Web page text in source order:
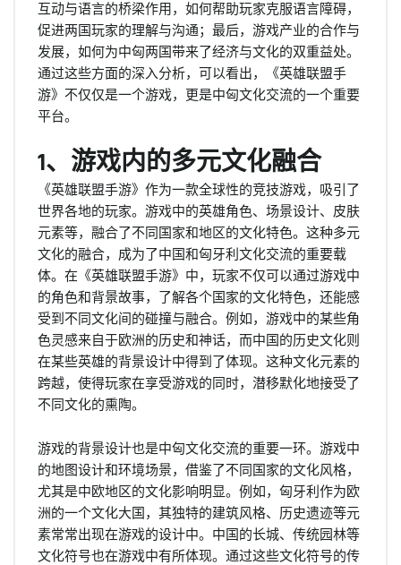
互动与语言的桥梁作用，如何帮助玩家克服语言障碍，
促进两国玩家的理解与沟通；最后，游戏产业的合作与
发展，如何为中匈两国带来了经济与文化的双重益处。
通过这些方面的深入分析，可以看出，《英雄联盟手
游》不仅仅是一个游戏，更是中匈文化交流的一个重要
平台。
1、游戏内的多元文化融合
《英雄联盟手游》作为一款全球性的竞技游戏，吸引了
世界各地的玩家。游戏中的英雄角色、场景设计、皮肤
元素等，融合了不同国家和地区的文化特色。这种多元
文化的融合，成为了中国和匈牙利文化交流的重要载
体。在《英雄联盟手游》中，玩家不仅可以通过游戏中
的角色和背景故事，了解各个国家的文化特色，还能感
受到不同文化间的碰撞与融合。例如，游戏中的某些角
色灵感来自于欧洲的历史和神话，而中国的历史文化则
在某些英雄的背景设计中得到了体现。这种文化元素的
跨越，使得玩家在享受游戏的同时，潜移默化地接受了
不同文化的熏陶。
游戏的背景设计也是中匈文化交流的重要一环。游戏中
的地图设计和环境场景，借鉴了不同国家的文化风格，
尤其是中欧地区的文化影响明显。例如，匈牙利作为欧
洲的一个文化大国，其独特的建筑风格、历史遗迹等元
素常常出现在游戏的设计中。中国的长城、传统园林等
文化符号也在游戏中有所体现。通过这些文化符号的传